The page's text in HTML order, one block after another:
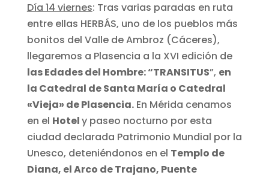
Día 14 viernes: Tras varias paradas en ruta
entre ellas HERBÁS, uno de los pueblos más
bonitos del Valle de Ambroz (Cáceres),
llegaremos a Plasencia a la XVI edición de
las Edades del Hombre: “TRANSITUS”, en
la Catedral de Santa María o Catedral
«Vieja» de Plasencia.En Mérida cenamos
en el Hotely paseo nocturno por esta
ciudad declarada Patrimonio Mundial por la
Unesco, deteniéndonos en el Templo de
Diana, el Arco de Trajano, Puente